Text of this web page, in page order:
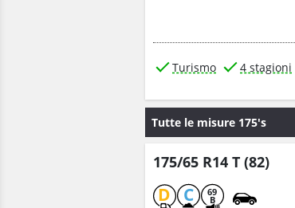
Turismo 4 stagioni
Tutte le misure 175's
175/65 R14 T (82)
D C 69
B